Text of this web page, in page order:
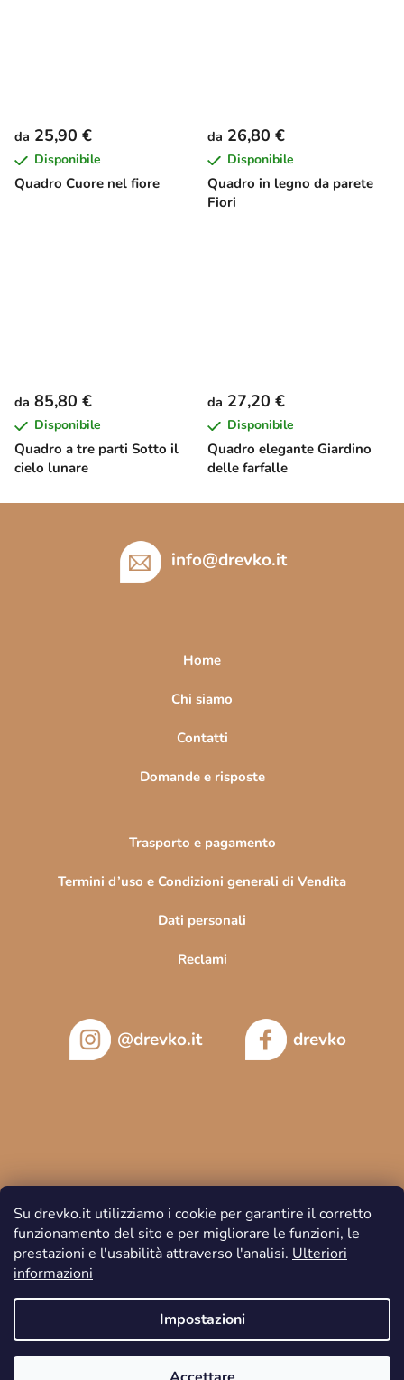
Su drevko.it utilizziamo i cookie per garantire il corretto
funzionamento del sito e per migliorare le funzioni, le
prestazioni e l'usabilità attraverso l'analisi. Ulteriori
informazioni
Impostazioni
Quadro Cuore nel fiore
da 25,90 €
Disponibile
Quadro in legno da parete
Fiori
da 26,80 €
Disponibile
Quadro a tre parti Sotto il
cielo lunare
da 85,80 €
Disponibile
Quadro elegante Giardino
delle farfalle
da 27,20 €
Disponibile
info@drevko.it
Home
Chi siamo
Contatti
Domande e risposte
Trasporto e pagamento
Termini d’uso e Condizioni generali di Vendita
Dati personali
Reclami
@drevko.it drevko